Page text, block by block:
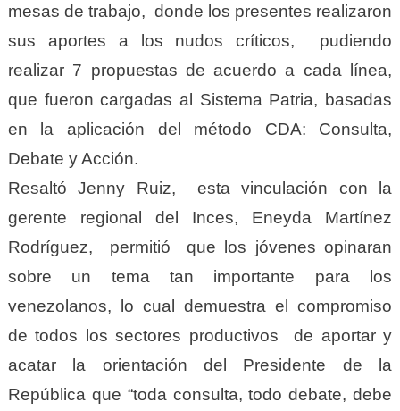
mesas de trabajo, donde los presentes realizaron
sus aportes a los nudos críticos, pudiendo
realizar 7 propuestas de acuerdo a cada línea,
que fueron cargadas al Sistema Patria, basadas
en la aplicación del método CDA: Consulta,
Debate y Acción.
Resaltó Jenny Ruiz, esta vinculación con la
gerente regional del Inces, Eneyda Martínez
Rodríguez, permitió que los jóvenes opinaran
sobre un tema tan importante para los
venezolanos, lo cual demuestra el compromiso
de todos los sectores productivos de aportar y
acatar la orientación del Presidente de la
República que “toda consulta, todo debate, debe